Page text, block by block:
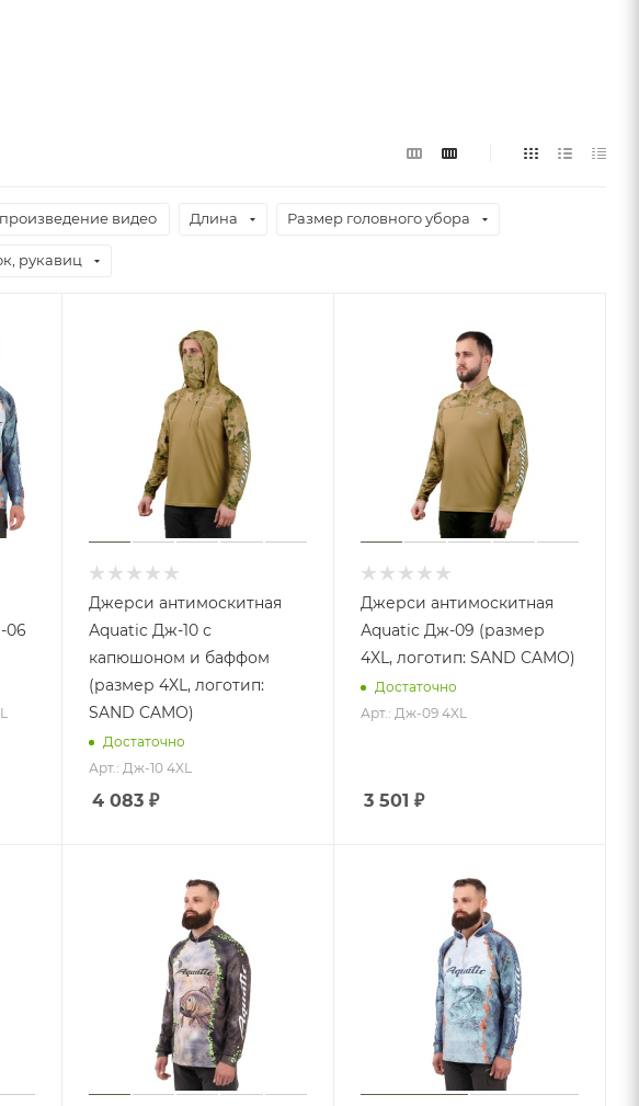
видео Длина Размер головного убора
рукавиц
06
Джерси антимоскитная
Аquatic Дж-10 с
капюшоном и баффом
(размер 4XL, логотип:
SAND CAMO)
Достаточно
Арт.: Дж-10 4XL
4 083₽
Джерси антимоскитная
Аquatic Дж-09 (размер
4XL, логотип: SAND CAMO)
Достаточно
Арт.: Дж-09 4XL
3 501 ₽